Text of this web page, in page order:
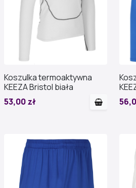
Koszulka termoaktywna
KEEZA Bristol biała
53,00 zł